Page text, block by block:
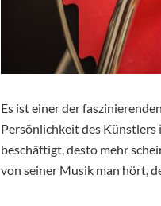
Es ist einer der
Persönlichkeit des Künstlers
beschäftigt, desto mehr
von seiner Musik man hört,